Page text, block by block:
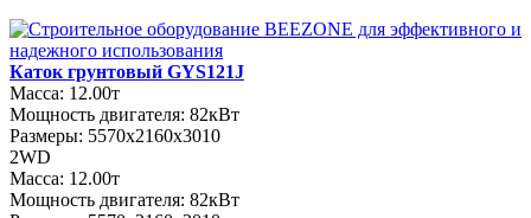
Каток грунтовый GYS121J
Масса: 12.00т
Мощность двигателя: 82кВт
Размеры: 5570х2160х3010
2WD
Масса: 12.00т
Мощность двигателя: 82кВт